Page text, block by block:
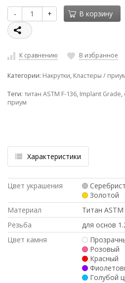
- + В корзину
К сравнению В избранное
Категории: Накрутки, Кластеры /
Теги: титан ASTM F-136, Implant Grade,
приум
Характеристики
Цвет украшения
Золотой
Материал
Титан
Резьба
для основ
Цвет камня
Розовый
Красный
Голубой